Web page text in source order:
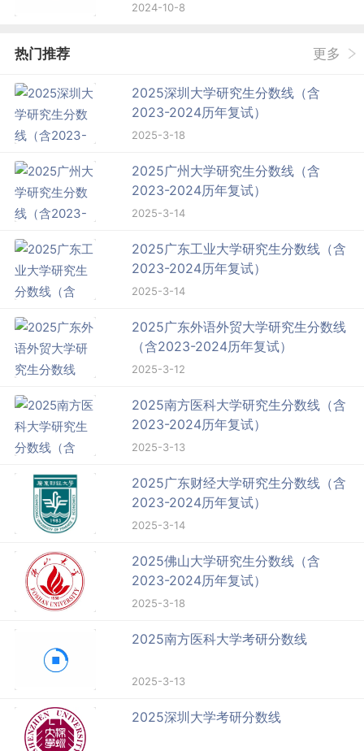
2024-10-8
热门推荐 更多
2025深圳大学研究生分数线（含
2023-2024历年复试）
2025-3-18
2025广州大学研究生分数线（含
2023-2024历年复试）
2025-3-14
2025广东工业大学研究生分数线（含
2023-2024历年复试）
2025-3-14
2025广东外语外贸大学研究生分数线
（含2023-2024历年复试）
2025-3-12
2025南方医科大学研究生分数线（含
2023-2024历年复试）
2025-3-13
2025广东财经大学研究生分数线（含
2023-2024历年复试）
2025-3-14
2025佛山大学研究生分数线（含
2023-2024历年复试）
2025-3-18
2025南方医科大学考研分数线
2025-3-13
2025深圳大学考研分数线